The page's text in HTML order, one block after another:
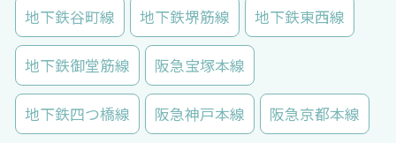
地下鉄谷町線 地下鉄堺筋線 地下鉄東西線
地下鉄御堂筋線 阪急宝塚本線
地下鉄四つ橋線 阪急神戸本線 阪急京都本線